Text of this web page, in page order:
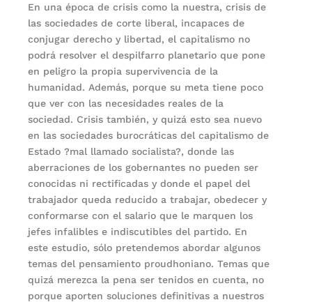
En una época de crisis como la nuestra, crisis de
las sociedades de corte liberal, incapaces de
conjugar derecho y libertad, el capitalismo no
podrá resolver el despilfarro planetario que pone
en peligro la propia supervivencia de la
humanidad. Además, porque su meta tiene poco
que ver con las necesidades reales de la
sociedad. Crisis también, y quizá esto sea nuevo
en las sociedades burocráticas del capitalismo de
Estado ?mal llamado socialista?, donde las
aberraciones de los gobernantes no pueden ser
conocidas ni rectificadas y donde el papel del
trabajador queda reducido a trabajar, obedecer y
conformarse con el salario que le marquen los
jefes infalibles e indiscutibles del partido. En
este estudio, sólo pretendemos abordar algunos
temas del pensamiento proudhoniano. Temas que
quizá merezca la pena ser tenidos en cuenta, no
porque aporten soluciones definitivas a nuestros